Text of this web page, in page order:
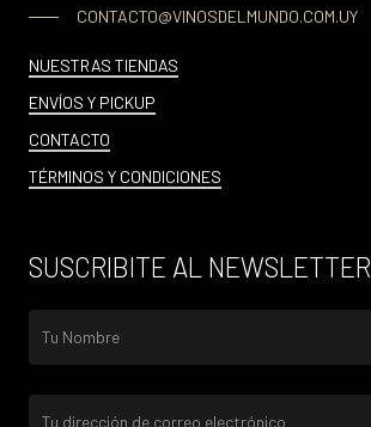
CONTACTO@VINOSDELMUNDO.COM.UY
NUESTRAS TIENDAS
ENVÍOS Y PICKUP
CONTACTO
TÉRMINOS Y CONDICIONES
SUSCRIBITE AL NEWSLETTER